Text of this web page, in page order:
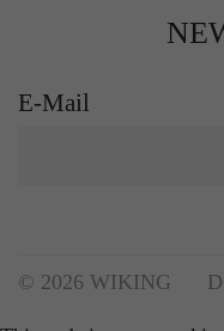
E-Mail
© 2026 WIKING